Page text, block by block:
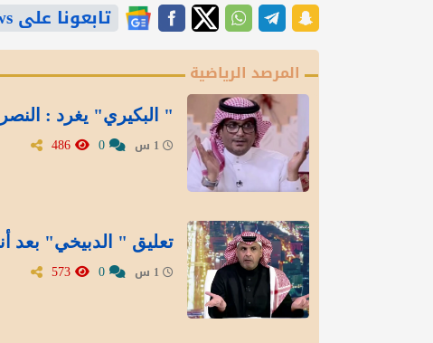
تابعونا على Google News
المرصد الرياضية
" البكيري" يغرد :
تعليق " الدبيخي" بعد